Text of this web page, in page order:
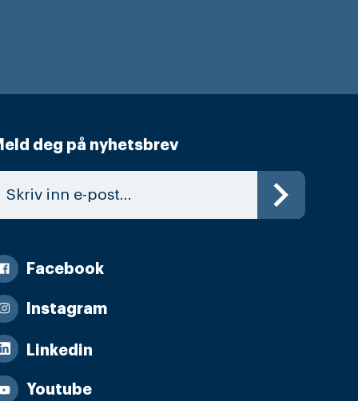
deg på nyhetsbrev
Facebook
Instagram
Linkedin
Youtube